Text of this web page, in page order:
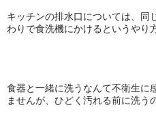
キッチンの排水口については、同
わりで食洗機にかけるというやり
食器と一緒に洗うなんて不衛生に
ませんが、ひどく汚れる前に洗う